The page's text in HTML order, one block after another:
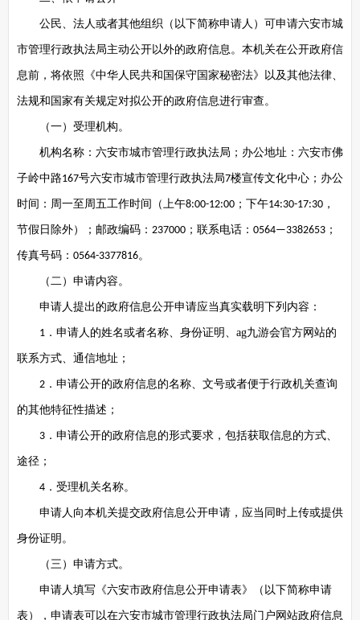
公民、法人或者其他组织（以下简称申请人）可申请六安市城
市管理行政执法局主动公开以外的政府信息。本机关在公开政府信
息前，将依照《中华人民共和国保守国家秘密法》以及其他法律、
法规和国家有关规定对拟公开的政府信息进行审查。
（一）受理机构。
机构名称：六安市城市管理行政执法局；办公地址：六安市佛
子岭中路167号六安市城市管理行政执法局7楼宣传文化中心；办公
时间：周一至周五工作时间（上午8:00-12:00 ；下午14:30-17:30 ，
节假日除外）；邮政编码： 237000 ；联系电话： 0564—3382653 ；
传真号码： 0564-3377816。
（二）申请内容。
申请人提出的政府信息公开申请应当真实载明下列内容：
1 ．申请人的姓名或者名称、身份证明、ag九游会官方网站的
联系方式、通信地址；
2 ．申请公开的政府信息的名称、文号或者便于行政机关查询
的其他特征性描述；
3 ．申请公开的政府信息的形式要求，包括获取信息的方式、
途径；
4 ．受理机关名称。
申请人向本机关提交政府信息公开申请，应当同时上传或提供
身份证明。
（三）申请方式。
申请人填写《六安市政府信息公开申请表》（以下简称申请
表），申请表可以在六安市城市管理行政执法局门户网站政府信息